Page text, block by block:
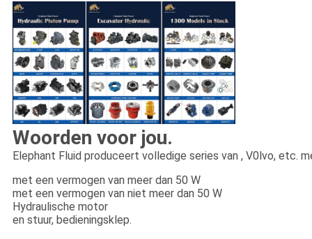
Woorden voor jou.
Elephant Fluid produceert volledige series van , V0lvo, etc.
met een vermogen van meer dan 50 W
met een vermogen van niet meer dan 50 W
Hydraulische motor
en stuur, bedieningsklep.